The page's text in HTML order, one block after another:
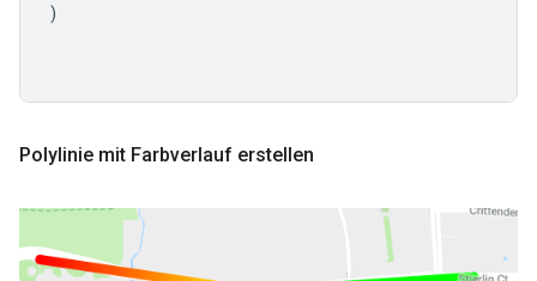
)
Polylinie mit Farbverlauf erstellen